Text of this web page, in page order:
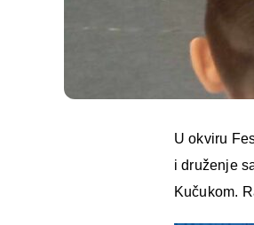
U okviru
i druženje
Kučukom.